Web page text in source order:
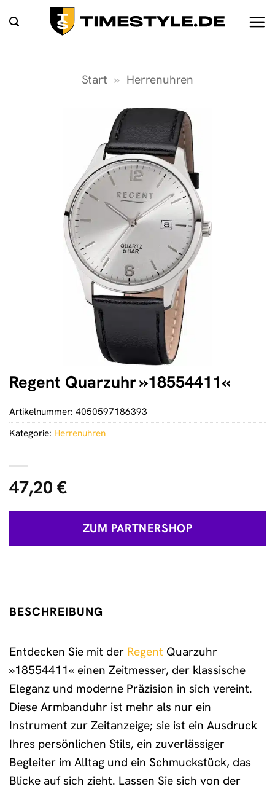
Inhalt
Start » Herrenuhren
Regent Quarzuhr »18554411«
47,20 €
ZUM PARTNERSHOP
Artikelnummer: 4050597186393
Kategorie: Herrenuhren
BESCHREIBUNG
Entdecken Sie mit der Regent Quarzuhr
»18554411« einen Zeitmesser, der klassische
Eleganz und moderne Präzision in sich vereint.
Diese Armbanduhr ist mehr als nur ein
Instrument zur Zeitanzeige; sie ist ein Ausdruck
Ihres persönlichen Stils, ein zuverlässiger
Begleiter im Alltag und ein Schmuckstück, das
Blicke auf sich zieht. Lassen Sie sich von der